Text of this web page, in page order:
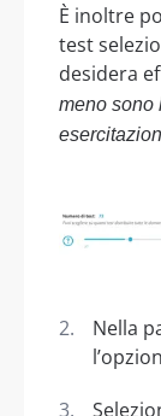
È inoltre
test
desidera
meno sono
Nella